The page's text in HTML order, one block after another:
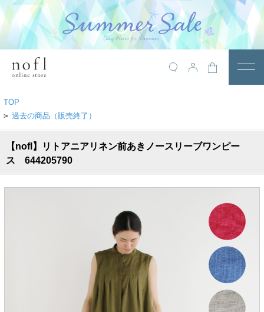
￥10,800税込以上で送料無料
トップス
レギンス・インナー
服飾雑貨
全てのアイテム
TOP
> 過去の商品（販売終了）
【nofl】リトアニアリネン前あきノースリーブワンピー
ス 644205790